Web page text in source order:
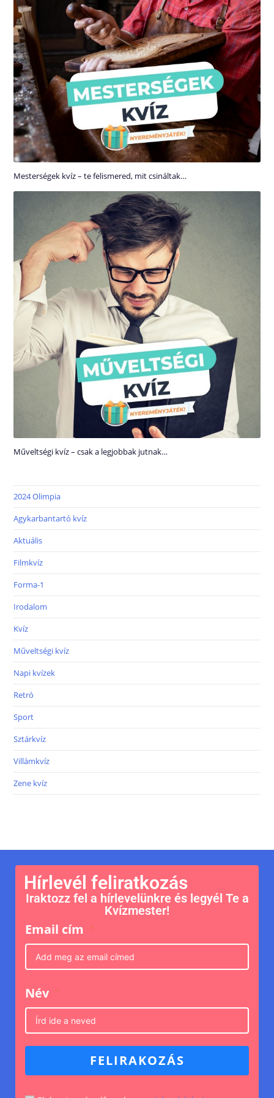
Mesterségek kvíz – te felismered, mit csináltak…
Műveltségi kvíz – csak a legjobbak jutnak…
2024 Olimpia
Agykarbantartó kvíz
Aktuális
Filmkvíz
Forma-1
Irodalom
Kvíz
Műveltségi kvíz
Napi kvízek
Retró
Sport
Sztárkvíz
Villámkvíz
Zene kvíz
Hírlevél feliratkozás
Iraktozz fel a hírlevelünkre és legyél Te a
Kvízmester!
Email cím
Név
FELIRAKOZÁS